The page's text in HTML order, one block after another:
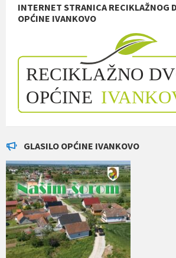
INTERNET STRANICA RECIKLAŽNOG
OPĆINE IVANKOVO
GLASILO OPĆINE IVANKOVO